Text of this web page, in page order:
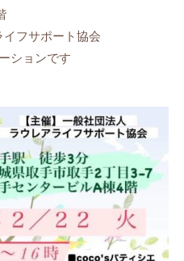
フサポート協会
ションです